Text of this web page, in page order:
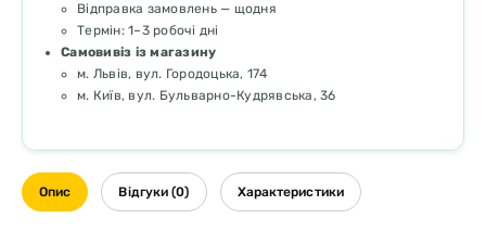
Відправка замовлень — щодня
Термін: 1–3 робочі дні
Самовивіз із магазину
м. Львів, вул. Городоцька, 174
м. Київ, вул. Бульварно-Кудрявська, 36
Опис Відгуки (0) Характеристики